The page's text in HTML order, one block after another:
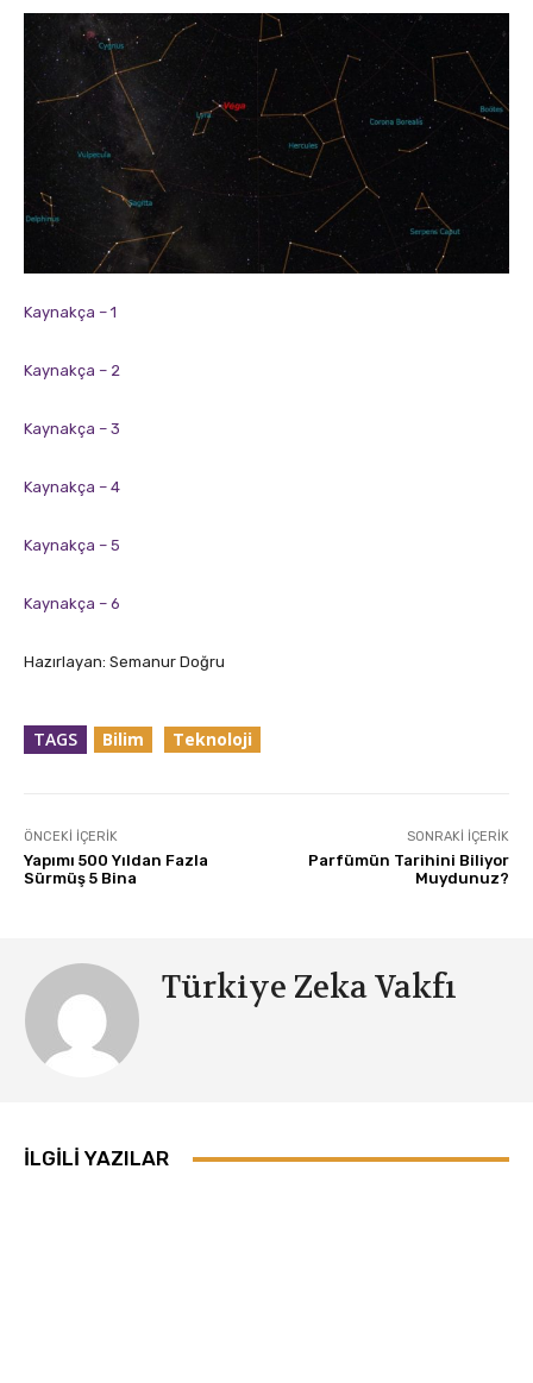
Kaynakça – 1
Kaynakça – 2
Kaynakça – 3
Kaynakça – 4
Kaynakça – 5
Kaynakça – 6
Hazırlayan: Semanur Doğru
TAGS Bilim Teknoloji
ÖNCEKI İÇERIK
Yapımı 500 Yıldan Fazla
Sürmüş 5 Bina
SONRAKI İÇERIK
Parfümün Tarihini Biliyor
Muydunuz?
Türkiye Zeka Vakfı
İLGILI YAZILAR